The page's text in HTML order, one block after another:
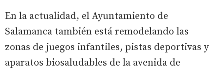
En la actualidad, el Ayuntamiento de
Salamanca también está remodelando las
zonas de juegos infantiles, pistas deportivas y
aparatos biosaludables de la avenida de